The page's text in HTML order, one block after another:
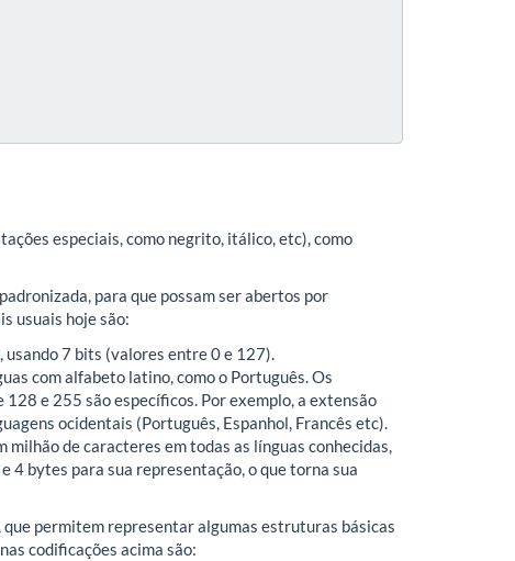
especiais, como negrito, itálico, etc), como
para que possam ser abertos por
usuais hoje são:
7 bits (valores entre 0 e 127).
com alfabeto latino, como o Português. Os
128 e 255 são específicos. Por exemplo, a extensão
ocidentais (Português, Espanhol, Francês etc).
de caracteres em todas as línguas conhecidas,
4 bytes para sua representação, o que torna sua
que permitem representar algumas estruturas básicas
codificações acima são: